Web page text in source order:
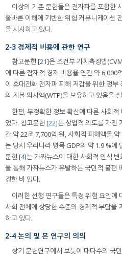
이상의 기존 문헌들은 전자파를 포함한
올바른 이해에 기반한 위험 커뮤니케이션
을 시사하고 있다.
2-3 경제적 비용에 관한 연구
참고문헌 [21]은 조건부 가치측정법
에 따른 잠재적 경제 비용을 연간 약 6,000
이 휴대전화 전자파 피해 저감을 위한 정
의 지불 의사액(WTP)을 보유하고 있음을
한편, 부정확한 정보 확산에 따른 사회
었다. 참고문헌 [22]는 상업적 의도를 가진
간 약 22조 7,700억 원, 사회적 피해액을
는 당시 우리나라 명목 GDP의 약 1.9 %에
문헌 [4]는 가짜뉴스에 대한 사회적 인식
을 통해 가짜뉴스가 유발하는 국민적 불편
정한 바 있다.
이러한 선행 연구들은 특정 위험 요인에
사회 전체에 상당한 수준의 경제적 부담을
하고 있다.
2-4 논의 및 본 연구의 의의
상기 문헌연구에서 보듯이 대다수의 국